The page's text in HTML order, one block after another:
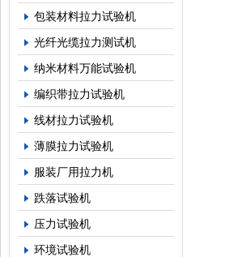
包装材料拉力试验机
光纤光缆拉力测试机
纳米材料万能试验机
编织带拉力试验机
线材拉力试验机
薄膜拉力试验机
服装厂用拉力机
跌落试验机
压力试验机
环境试验机